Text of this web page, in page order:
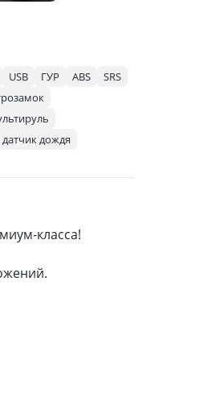
USB ГУР ABS
SRS
датчик дождя
класса!